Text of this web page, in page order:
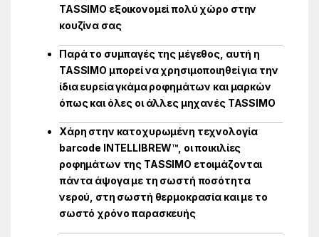
TASSIMO εξοικονομεί πολύ χώρο στην
κουζίνα σας
Παρά το συμπαγές της μέγεθος, αυτή η
TASSIMO μπορεί να χρησιμοποιηθεί για την
ίδια ευρεία γκάμα ροφημάτων και μαρκών
όπως και όλες οι άλλες μηχανές TASSIMO
Χάρη στην κατοχυρωμένη τεχνολογία
barcode INTELLIBREW™, οι ποικιλίες
ροφημάτων της TASSIMO ετοιμάζονται
πάντα άψογα με τη σωστή ποσότητα
νερού, στη σωστή θερμοκρασία και με το
σωστό χρόνο παρασκευής